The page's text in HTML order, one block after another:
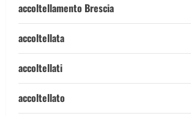
accoltellamento Brescia
accoltellata
accoltellati
accoltellato